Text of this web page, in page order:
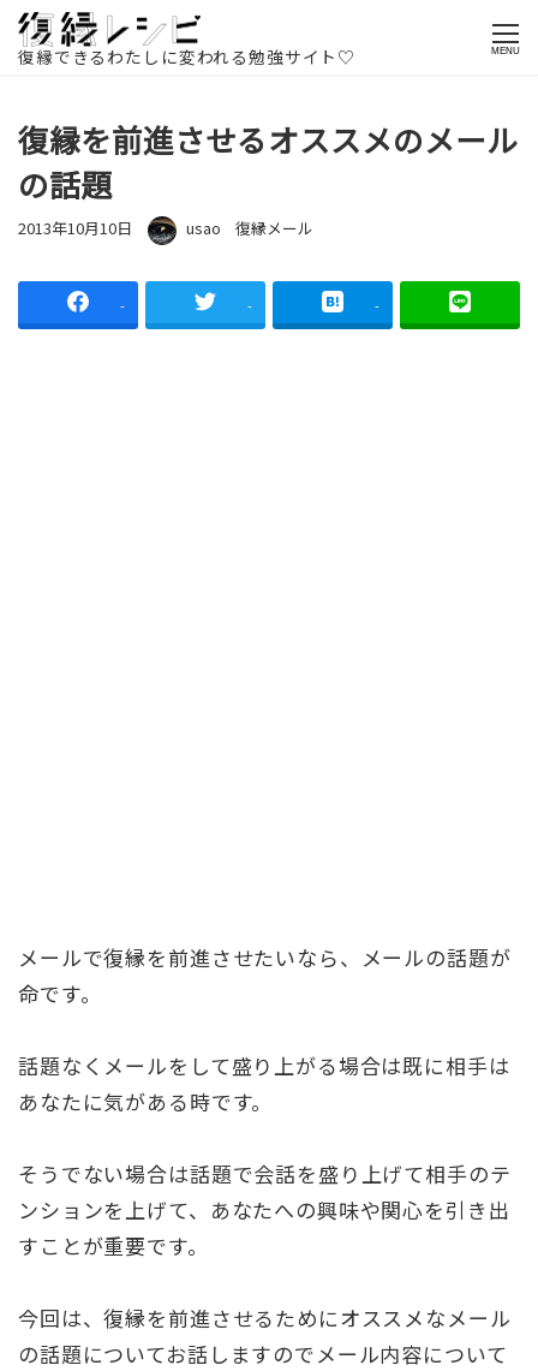
復縁できるわたしに変われる勉強サイト♡ MENU
ホームページ 記事一覧
復縁を前進さ
せるオススメのメールの話題
復縁を前進させるオススメのメール
の話題
投稿日
2013年10月10日 著者 usao カテゴリー
復縁メール
- - -
メールで復縁を前進させたいなら、メールの話題が
命です。
話題なくメールをして盛り上がる場合は既に相手は
あなたに気がある時です。
そうでない場合は話題で会話を盛り上げて相手のテ
ンションを上げて、あなたへの興味や関心を引き出
すことが重要です。
今回は、復縁を前進させるためにオススメなメール
の話題についてお話しますのでメール内容について